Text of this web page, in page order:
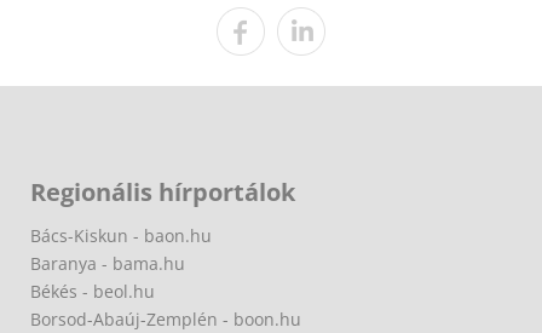
Regionális hírportálok
Bács-Kiskun - baon.hu
Baranya - bama.hu
Békés - beol.hu
Borsod-Abaúj-Zemplén - boon.hu